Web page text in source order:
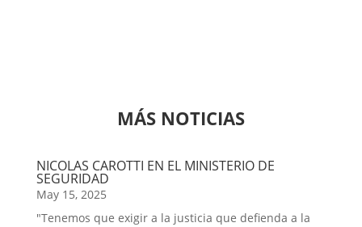
MÁS NOTICIAS
NICOLAS CAROTTI EN EL MINISTERIO DE
SEGURIDAD
May 15, 2025
"Tenemos que exigir a la justicia que defienda a la